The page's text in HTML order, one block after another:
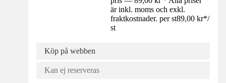
är inkl. moms och exkl.
fraktkostnader. per st89,00 kr*/
st
Köp på webben
Kan ej reserveras